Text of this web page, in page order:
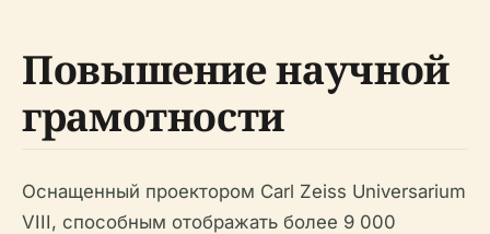
Повышение научной
грамотности
Оснащенный проектором Carl Zeiss Universarium
VIII, способным отображать более 9 000